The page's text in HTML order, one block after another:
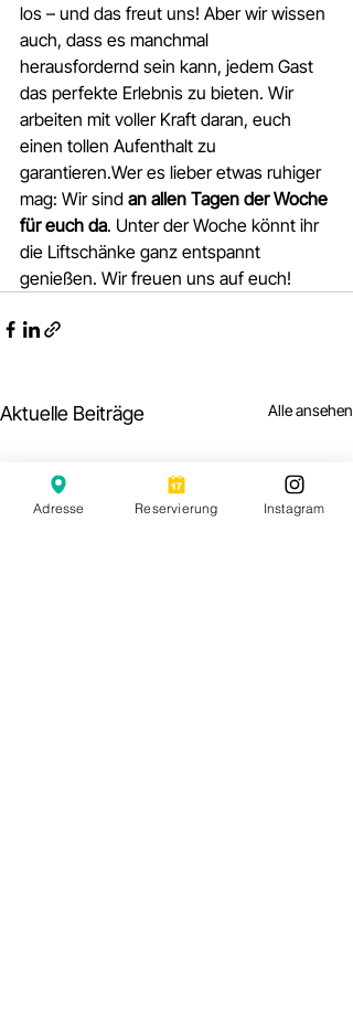
los – und das freut uns! Aber wir wissen
auch, dass es manchmal
herausfordernd sein kann, jedem Gast
das perfekte Erlebnis zu bieten. Wir
arbeiten mit voller Kraft daran, euch
einen tollen Aufenthalt zu
garantieren.Wer es lieber etwas ruhiger
mag: Wir sind an allen Tagen der Woche
für euch da. Unter der Woche könnt ihr
die Liftschänke ganz entspannt
genießen. Wir freuen uns auf euch!
Aktuelle Beiträge Alle ansehen
Adresse Reservierung Instagram